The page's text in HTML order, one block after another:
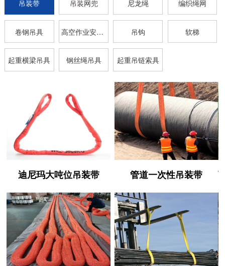
吊装带 吊装网兜 尼龙绳 编织绳网
卷钢吊具 高空作业安全带 吊钩 软梯
起重横梁吊具 钢丝绳吊具 起重吊链索具
迪尼玛大吨位吊装带 管道一次性吊装带